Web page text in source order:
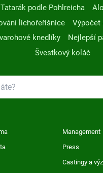
Tatarák podle Pohlreicha
lichořeřišnice
Výpočet
knedlíky
Nejlepší
Švestkový koláč
Management
Press
Castingy a